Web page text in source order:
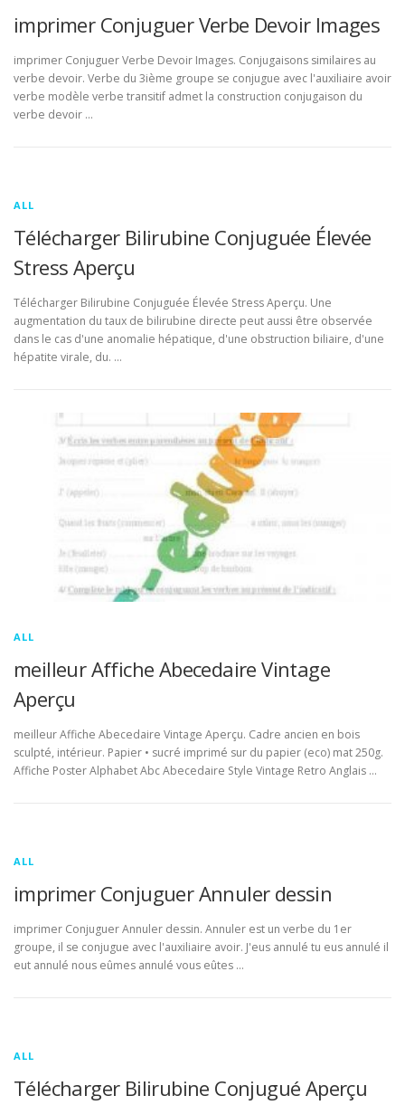
imprimer Conjuguer Verbe Devoir Images
imprimer Conjuguer Verbe Devoir Images. Conjugaisons similaires au
verbe devoir. Verbe du 3ième groupe se conjugue avec l'auxiliaire avoir
verbe modèle verbe transitif admet la construction conjugaison du
verbe devoir …
ALL
Télécharger Bilirubine Conjuguée Élevée
Stress Aperçu
Télécharger Bilirubine Conjuguée Élevée Stress Aperçu. Une
augmentation du taux de bilirubine directe peut aussi être observée
dans le cas d'une anomalie hépatique, d'une obstruction biliaire, d'une
hépatite virale, du. …
ALL
meilleur Affiche Abecedaire Vintage
Aperçu
meilleur Affiche Abecedaire Vintage Aperçu. Cadre ancien en bois
sculpté, intérieur. Papier • sucré imprimé sur du papier (eco) mat 250g.
Affiche Poster Alphabet Abc Abecedaire Style Vintage Retro Anglais …
ALL
imprimer Conjuguer Annuler dessin
imprimer Conjuguer Annuler dessin. Annuler est un verbe du 1er
groupe, il se conjugue avec l'auxiliaire avoir. J'eus annulé tu eus annulé il
eut annulé nous eûmes annulé vous eûtes …
ALL
Télécharger Bilirubine Conjugué Aperçu